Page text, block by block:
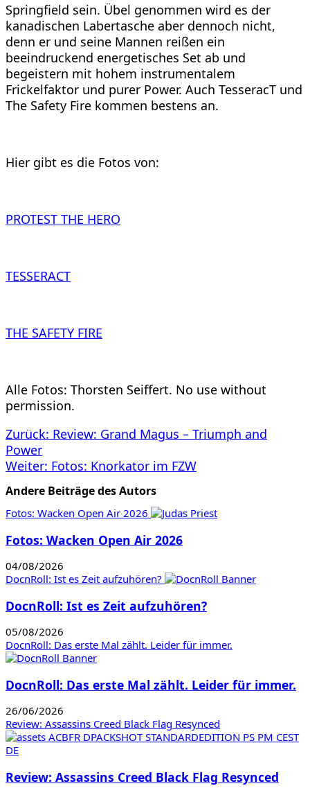
Springfield sein. Übel genommen wird es der
kanadischen Labertasche aber dennoch nicht,
denn er und seine Mannen reißen ein
beeindruckend energetisches Set ab und
begeistern mit hohem instrumentalem
Frickelfaktor und purer Power. Auch TesseracT und
The Safety Fire kommen bestens an.
Hier gibt es die Fotos von:
PROTEST THE HERO
TESSERACT
THE SAFETY FIRE
Alle Fotos: Thorsten Seiffert. No use without
permission.
Beitragsnavigation
Zurück: Review: Grand Magus – Triumph and
Power
Weiter: Fotos: Knorkator im FZW
Andere Beiträge des Autors
Fotos: Wacken Open Air 2026
Fotos: Wacken Open Air 2026
04/08/2026
DocnRoll: Ist es Zeit aufzuhören?
DocnRoll: Ist es Zeit aufzuhören?
05/08/2026
DocnRoll: Das erste Mal zählt. Leider für immer.
DocnRoll: Das erste Mal zählt. Leider für immer.
26/06/2026
Review: Assassins Creed Black Flag Resynced
Review: Assassins Creed Black Flag Resynced